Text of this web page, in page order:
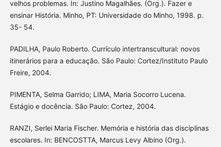
velhos problemas. In: Justino Magalhães. (Org.). Fazer e
ensinar História. Minho, PT: Universidade do Minho, 1998. p.
35- 54.
PADILHA, Paulo Roberto. Currículo intertranscultural: novos
itinerários para a educação. São Paulo: Cortez/Instituto Paulo
Freire, 2004.
PIMENTA, Selma Garrido; LIMA, Maria Socorro Lucena.
Estágio e docência. São Paulo: Cortez, 2004.
RANZI, Serlei Maria Fischer. Memória e história das disciplinas
escolares. In: BENCOSTTA, Marcus Levy Albino (Org.).